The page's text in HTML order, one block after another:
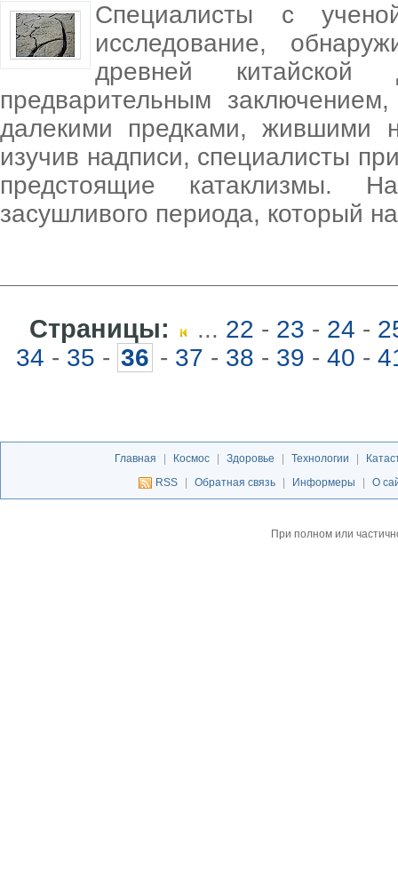
Специалисты с
исследование,
древней
предварительным
далекими предками, жившими
изучив надписи, специалисты
предстоящие катаклизмы.
засушливого периода, который
Страницы: ... 22 - 23 - 24 -
34 - 35 - 36 - 37 - 38 - 39 - 40 -
Главная Космос Здоровье Технологии
RSS
Обратная связь Информеры О
При полном или